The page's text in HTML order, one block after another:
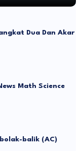
Dua Dan Akar
Math Science
balik (AC)